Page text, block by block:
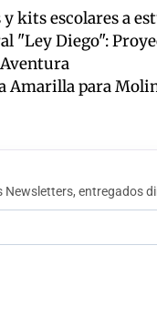
kits escolares a
"Ley Diego":
Amarilla para
Newsletters, entregados